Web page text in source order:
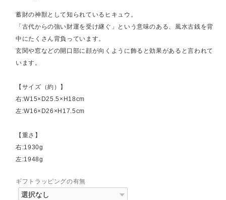
蓄財の神獣として知られているヒキュウ。
「古代からの強い財運を受け継ぐ」という意味のある、風水古銭を背
中にたくさん背負っています。
玄関や窓などの開口部に顔が向くように飾ると効果があると言われて
います。
【サイズ（約）】
右:W15×D25.5×H18cm
左:W16×D26×H17.5cm
【重さ】
右:1930g
左:1948g
ギフトラッピングの有無